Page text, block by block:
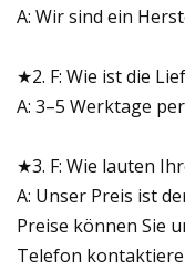
A: Wir sind ein
★2. F: Wie ist die
A: 3–5 Werktage
★3. F: Wie lauten
A: Unser Preis ist
Preise können Sie
Telefon